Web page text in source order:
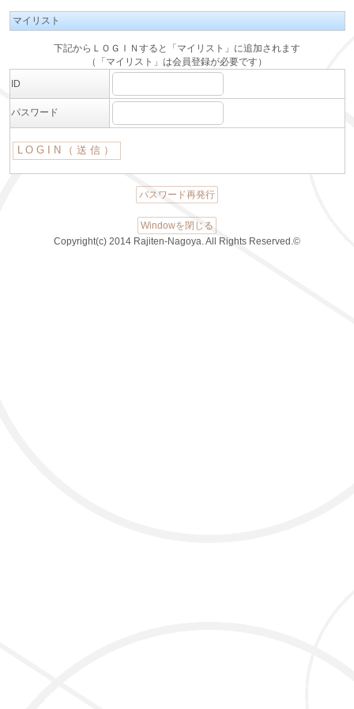
マイリスト
下記からＬＯＧＩＮすると「マイリスト」に追加されます
（「マイリスト」は会員登録が必要です）
ID
パスワード
パスワード再発行
Windowを閉じる
Copyright(c) 2014 Rajiten-Nagoya. All Rights Reserved.©